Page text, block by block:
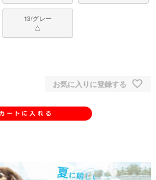
13/グレー
△
お気に入りに登録する